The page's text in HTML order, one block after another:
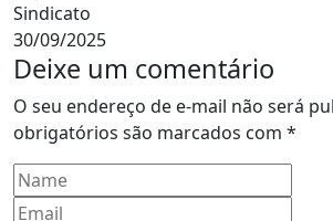
Sindicato
30/09/2025
Deixe um comentário
O seu endereço de e-mail não será
obrigatórios são marcados com *